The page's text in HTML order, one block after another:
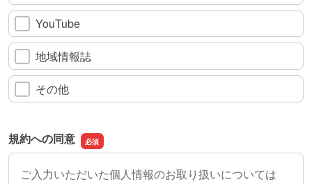
YouTube
地域情報誌
その他
規約への同意
ご入力いただいた個人情報のお取り扱いについては